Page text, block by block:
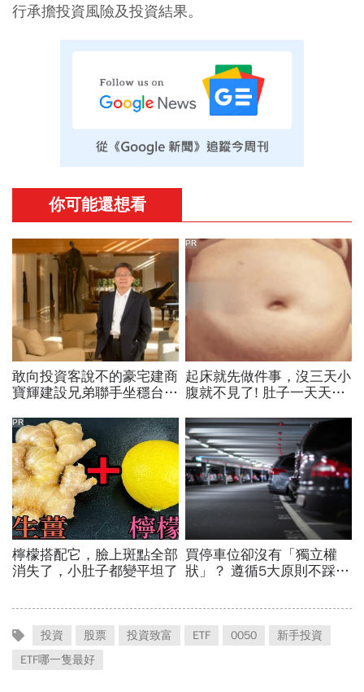
行承擔投資風險及投資結果。
投資 股票 投資致富 ETF 0050
新手投資
ETF哪一隻最好